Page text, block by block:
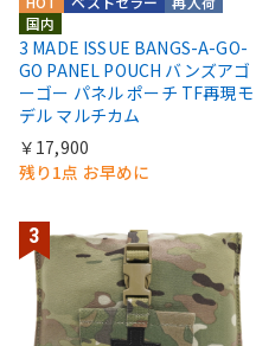
国内
3 MADE ISSUE BANGS-A-GO-
GO PANEL POUCH バンズアゴ
ーゴー パネル ポーチ TF再現モ
デル マルチカム
￥17,900
残り1点 お早めに